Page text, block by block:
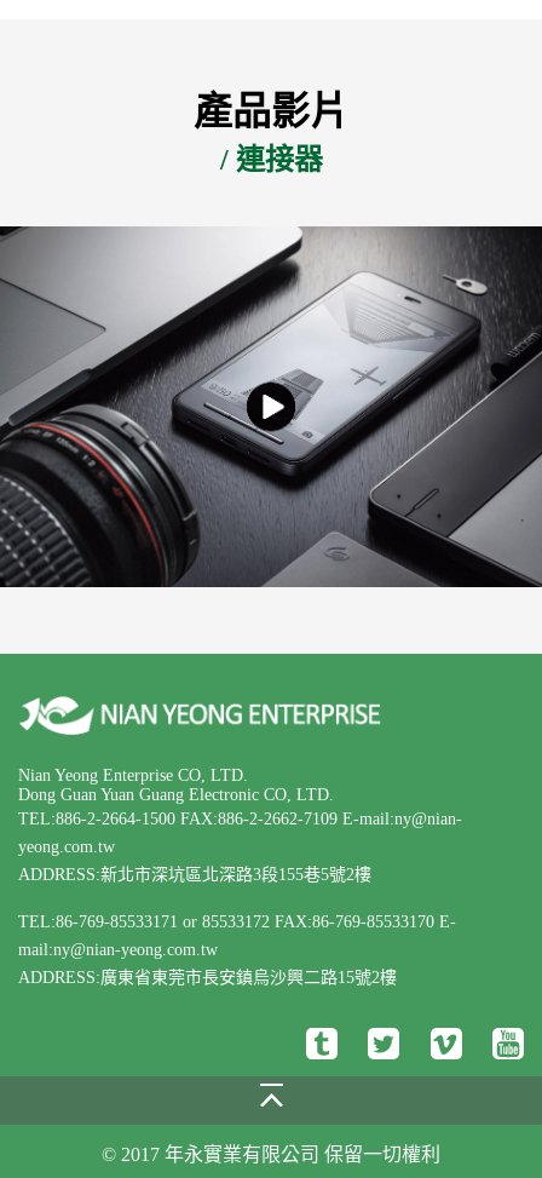
產品影片
/ 連接器
Nian Yeong Enterprise CO, LTD.
Dong Guan Yuan Guang Electronic CO, LTD.
TEL:886-2-2664-1500 FAX:886-2-2662-7109 E-mail:ny@nian-
yeong.com.tw
ADDRESS:新北市深坑區北深路3段155巷5號2樓
TEL:86-769-85533171 or 85533172 FAX:86-769-85533170 E-
mail:ny@nian-yeong.com.tw
ADDRESS:廣東省東莞市長安鎮烏沙興二路15號2樓
© 2017 年永實業有限公司 保留一切權利